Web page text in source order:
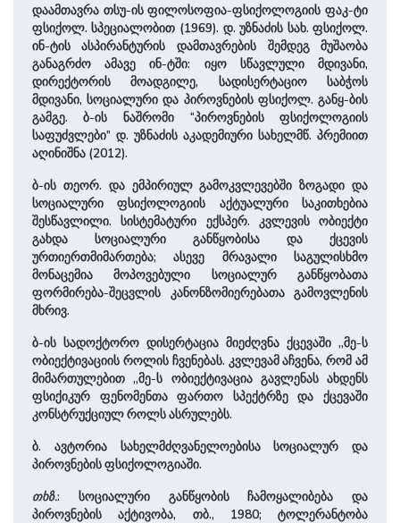
დაამთავრა თსუ-ის ფილოსოფია-ფსიქოლოგიის ფაკ-ტი
ფსიქოლ. სპეციალობით (1969). დ. უზნაძის სახ. ფსიქოლ.
ინ-ტის ასპირანტურის დამთავრების შემდეგ მუშაობა
განაგრძო ამავე ინ-ტში: იყო სწავლული მდივანი,
დირექტორის მოადგილე, სადისერტაციო საბჭოს
მდივანი, სოციალური და პიროვნების ფსიქოლ. განყ-ბის
გამგე. ბ-ის ნაშრომი “პიროვნების ფსიქოლოგიის
საფუძვლები” დ. უზნაძის აკადემიური სახელმწ. პრემიით
აღინიშნა (2012).
ბ-ის თეორ. და ემპირიულ გამოკვლევებში ზოგადი და
სოციალური ფსიქოლოგიის აქტუალური საკითხებია
შესწავლილი. სისტემატური ექსპერ. კვლევის ობიექტი
გახდა სოციალური განწყობისა და ქცევის
ურთიერთმიმართება; ასევე მრავალი საგულისხმო
მონაცემია მოპოვებული სოციალურ განწყობათა
ფორმირება-შეცვლის კანონზომიერებათა გამოვლენის
მხრივ.
ბ-ის სადოქტორო დისერტაცია მიეძღვნა ქცევაში ,,მე-ს
ობიექტივაციის როლის ჩვენებას. კვლევამ აჩვენა, რომ ამ
მიმართულებით ,,მე-ს ობიექტივაცია გავლენას ახდენს
ფსიქიკურ ფენომენთა ფართო სპექტრზე და ქცევაში
კონსტრუქციულ როლს ასრულებს.
ბ. ავტორია სახელმძღვანელოებისა სოციალურ და
პიროვნების ფსიქოლოგიაში.
თხზ.: სოციალური განწყობის ჩამოყალიბება და
პიროვნების აქტივობა, თბ., 1980; ტოლერანტობა